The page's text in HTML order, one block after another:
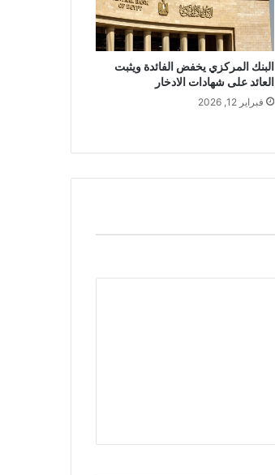
البنك المركزي يخفض الفائدة ويثبت
العائد على شهادات الادخار
فبراير 12, 2026